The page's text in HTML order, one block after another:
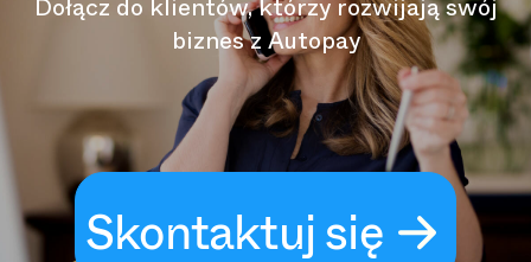
Dołącz do klientów, którzy rozwijają swój
biznes z Autopay
Skontaktuj się